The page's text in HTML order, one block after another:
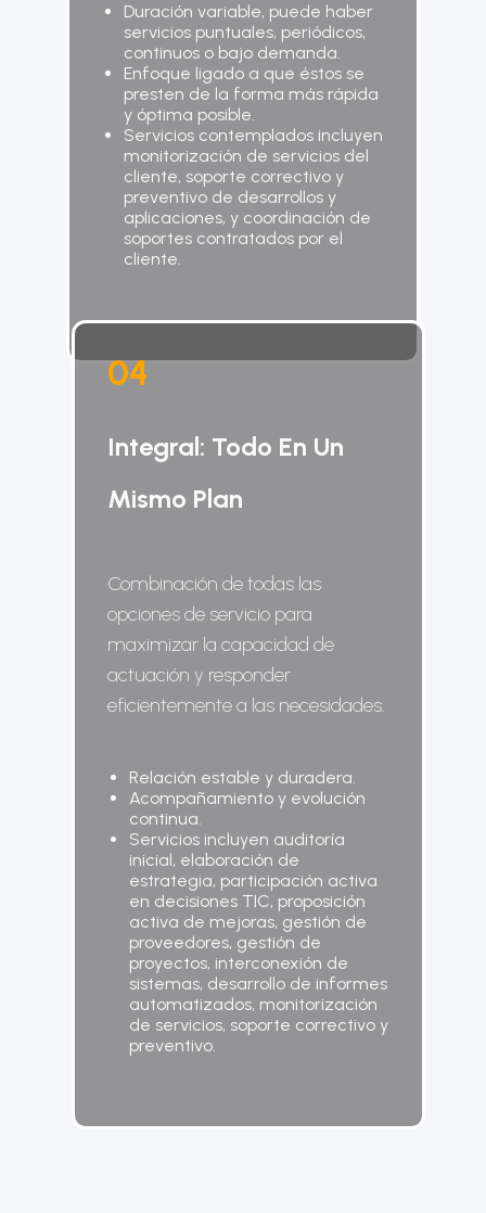
Duración variable, puede haber
servicios puntuales, periódicos,
continuos o bajo demanda.
Enfoque ligado a que éstos se
presten de la forma más rápida
y óptima posible.
Servicios contemplados incluyen
monitorización de servicios del
cliente, soporte correctivo y
preventivo de desarrollos y
aplicaciones, y coordinación de
soportes contratados por el
cliente.
04
Integral: Todo En Un
Mismo Plan
Combinación de todas las
opciones de servicio para
maximizar la capacidad de
actuación y responder
eficientemente a las necesidades.
Relación estable y duradera.
Acompañamiento y evolución
continua.
Servicios incluyen auditoría
inicial, elaboración de
estrategia, participación activa
en decisiones TIC, proposición
activa de mejoras, gestión de
proveedores, gestión de
proyectos, interconexión de
sistemas, desarrollo de informes
automatizados, monitorización
de servicios, soporte correctivo y
preventivo.